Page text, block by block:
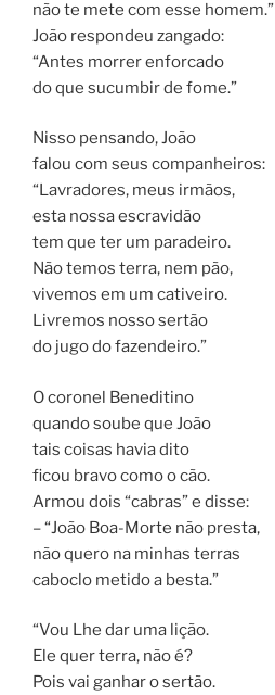
não te mete com esse homem.”
João respondeu zangado:
“Antes morrer enforcado
do que sucumbir de fome.”
Nisso pensando, João
falou com seus companheiros:
“Lavradores, meus irmãos,
esta nossa escravidão
tem que ter um paradeiro.
Não temos terra, nem pão,
vivemos em um cativeiro.
Livremos nosso sertão
do jugo do fazendeiro.”
O coronel Beneditino
quando soube que João
tais coisas havia dito
ficou bravo como o cão.
Armou dois “cabras” e disse:
– “João Boa-Morte não presta,
não quero na minhas terras
caboclo metido a besta.”
“Vou Lhe dar uma lição.
Ele quer terra, não é?
Pois vai ganhar o sertão.